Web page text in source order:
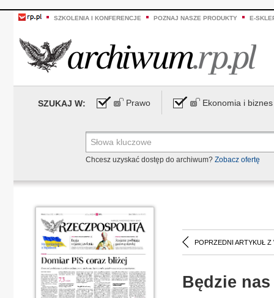
SZKOLENIA I KONFERENCJE POZNAJ NASZE PRODUKTY E-
SZUKAJ W: Prawo Ekonomia i biznes
Chcesz uzyskać dostęp do archiwum? Zobacz ofertę
POPRZEDNI ARTYKUŁ Z
Będzie